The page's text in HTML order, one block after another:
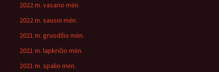
2022 m. vasario mėn.
2022 m. sausio mėn.
2021 m. gruodžio mėn.
2021 m. lapkričio mėn.
2021 m. spalio mėn.